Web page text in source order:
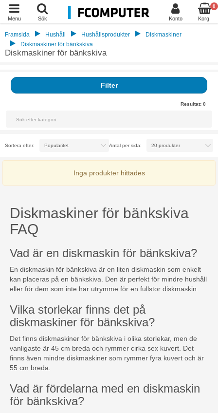
Menu Sök Konto
0
Korg
Framsida Hushåll Hushållsprodukter
Diskmaskiner
Diskmaskiner för bänkskiva
Diskmaskiner för bänkskiva
Filter
Resultat: 0
Sortera efter: Antal per sida:
Inga produkter hittades
Diskmaskiner för bänkskiva
FAQ
Vad är en diskmaskin för bänkskiva?
En diskmaskin för bänkskiva är en liten diskmaskin som enkelt
kan placeras på en bänkskiva. Den är perfekt för mindre hushåll
eller för dem som inte har utrymme för en fullstor diskmaskin.
Vilka storlekar finns det på
diskmaskiner för bänkskiva?
Det finns diskmaskiner för bänkskiva i olika storlekar, men de
vanligaste är 45 cm breda och rymmer cirka sex kuvert. Det
finns även mindre diskmaskiner som rymmer fyra kuvert och är
55 cm breda.
Vad är fördelarna med en diskmaskin
för bänkskiva?